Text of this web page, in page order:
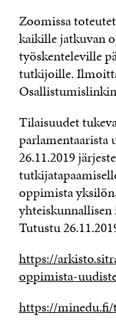
Zoomissa
kaikille jatkuvan
työskenteleville
tutkijoille.
Tilaisuudet
parlamentaarista
26.11.2019
oppimista
Tutustu
https://
oppimista-
https://